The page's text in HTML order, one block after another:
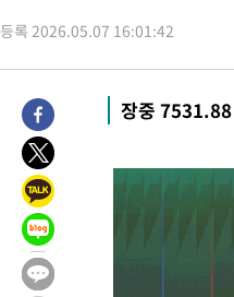
-25362초 전 >[속보]원·달러 환율,
-25206초 전 >[속보]코스피, 40.89
-25192초 전 >
[속보]코스닥,
-21899초 전 >
-20376초 전 >
[속보]이 대통령
으로 임시 배치해 산단 조기 착공"
-17526초 전 >
포항스틸야드 관중
-6174초 전 >
[속보]'전장연 시위' 1
-4652초 전 >
-1938초 전 >
[속보]원·달러 환율,
등록 2026.05.07 16:01:42
장중